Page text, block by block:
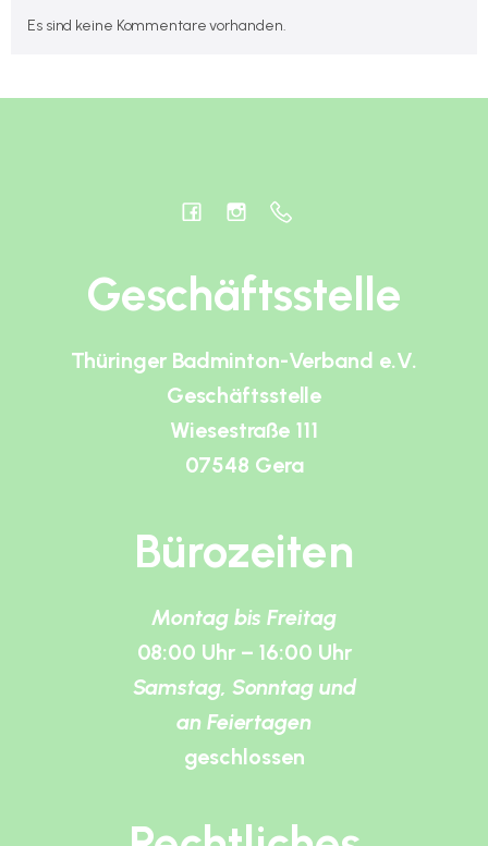
Es sind keine Kommentare vorhanden.
Geschäftsstelle
Thüringer Badminton-Verband e.V.
Geschäftsstelle
Wiesestraße 111
07548 Gera
Bürozeiten
Montag bis Freitag
08:00 Uhr – 16:00 Uhr
Samstag, Sonntag und
an Feiertagen
geschlossen